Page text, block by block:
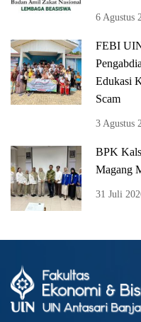
6 Agustus
FEBI
Edukasi
Scam
3 Agustus
BPK
Magang
31 Juli